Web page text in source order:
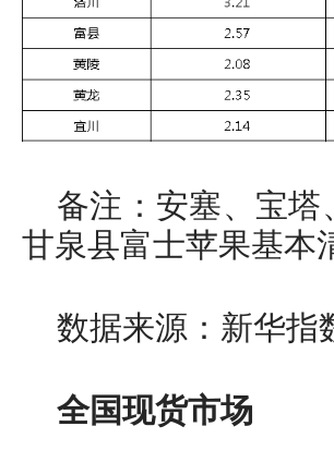
备注：安塞、宝
甘泉县富士苹果基本
数据来源：新华指
全国现货市场